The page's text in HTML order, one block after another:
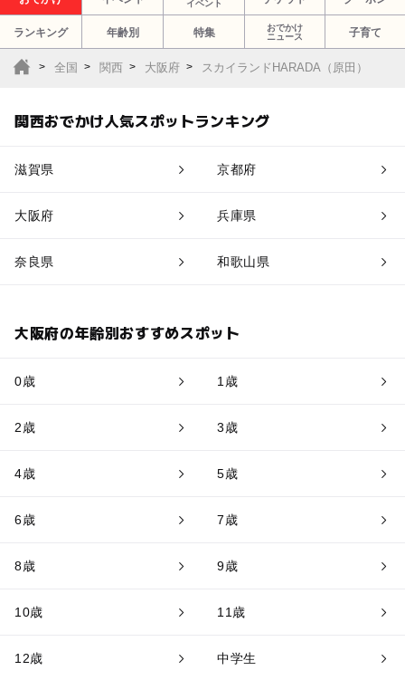
イベント
ランキング 年齢別 特集
おでかけ
ニュース
子育て
全国 関西 大阪府 スカイランドHARADA（原田）
関西おでかけ人気スポットランキング
滋賀県 京都府
大阪府 兵庫県
奈良県 和歌山県
大阪府の年齢別おすすめスポット
0歳 1歳
2歳 3歳
4歳 5歳
6歳 7歳
8歳 9歳
10歳 11歳
12歳 中学生